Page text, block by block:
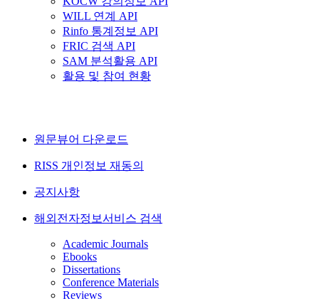
WILL 연계 API
Rinfo 통계정보 API
FRIC 검색 API
SAM 분석활용 API
활용 및 참여 현황
원문뷰어 다운로드
RISS 개인정보 재동의
공지사항
해외전자정보서비스 검색
Academic Journals
Ebooks
Dissertations
Conference Materials
Reviews